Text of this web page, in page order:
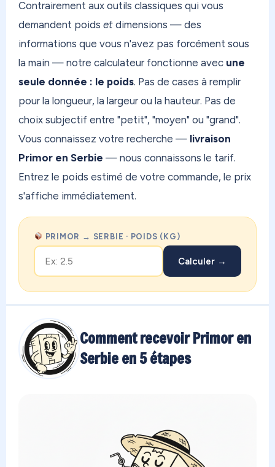
Contrairement aux outils classiques qui vous
demandent poids et dimensions — des
informations que vous n'avez pas forcément sous
la main — notre calculateur fonctionne avec une
seule donnée : le poids. Pas de cases à remplir
pour la longueur, la largeur ou la hauteur. Pas de
choix subjectif entre "petit", "moyen" ou "grand".
Vous connaissez votre recherche — livraison
Primor en Serbie — nous connaissons le tarif.
Entrez le poids estimé de votre commande, le prix
s'affiche immédiatement.
PRIMOR → SERBIE · POIDS (KG)
Calculer →
Comment recevoir Primor en
Serbie en 5 étapes